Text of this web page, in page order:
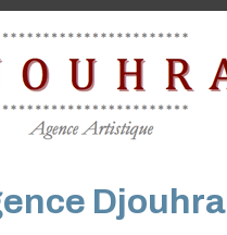
Djouhra